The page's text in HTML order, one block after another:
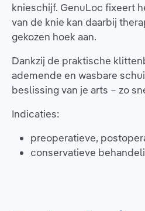
knieschijf. GenuLoc fixeert
van de knie kan daarbij
gekozen hoek aan.
Dankzij de praktische
ademende en wasbare
beslissing van je arts – zo
Indicaties:
preoperatieve,
conservatieve